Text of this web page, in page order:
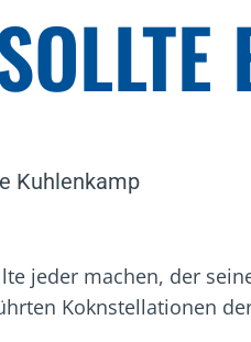
Kuhlenkamp
jeder machen, der
Koknstellationen